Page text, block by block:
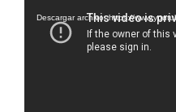
vídeo
Descargar archivo: https://